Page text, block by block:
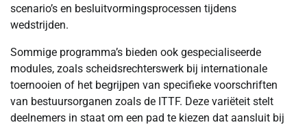
scenario’s en besluitvormingsprocessen tijdens
wedstrijden.
Sommige programma’s bieden ook gespecialiseerde
modules, zoals scheidsrechterswerk bij internationale
toernooien of het begrijpen van specifieke voorschriften
van bestuursorganen zoals de ITTF. Deze variëteit stelt
deelnemers in staat om een pad te kiezen dat aansluit bij